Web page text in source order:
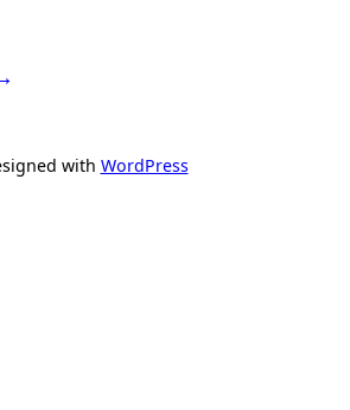
with WordPress